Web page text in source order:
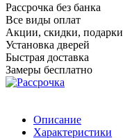
Рассрочка без банка
Все виды оплат
Акции, скидки, подарки
Установка дверей
Быстрая доставка
Замеры бесплатно
Описание
Характеристики